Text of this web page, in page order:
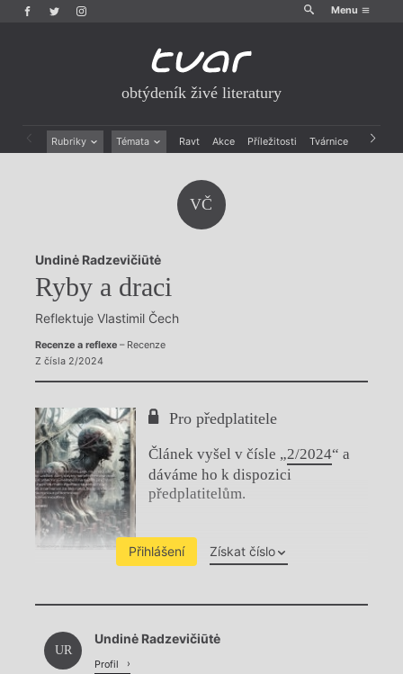
Menu
obtýdeník živé literatury
Rubriky Témata Ravt Akce Příležitosti Tvárnice Archiv
Rozhovory
Dokument
Výroční ceny
VČ
Undinė Radzevičiūtė
Ryby a draci
Reflektuje Vlastimil Čech
Recenze a reflexe– Recenze
Z čísla 2/2024
Pro předplatitele
Článek vyšel v čísle „2/2024“ a
dáváme ho k dispozici
předplatitelům.
Přihlášení Získat číslo
Chviličku.
Načítá se.
UR
Undinė Radzevičiūtė
Profil